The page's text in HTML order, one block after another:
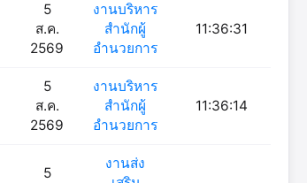
5
ส.ค.
2569
งานบริหาร
สำนักผู้
อำนวยการ
11:36:31
5
ส.ค.
2569
งานบริหาร
สำนักผู้
อำนวยการ
11:36:14
5
งานส่ง